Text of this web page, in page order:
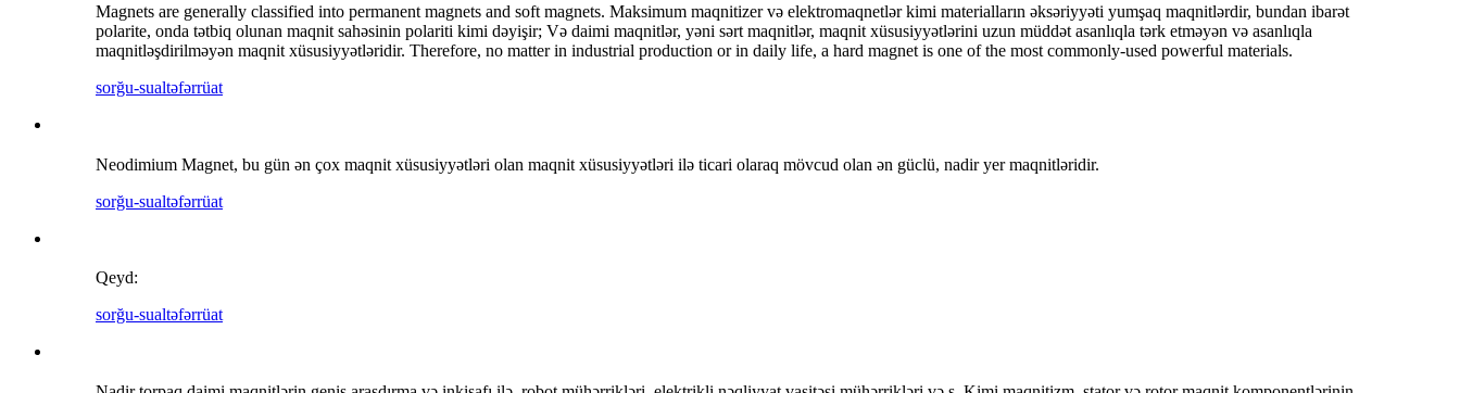
Magnets are generally classified into permanent magnets and soft magnets. Maksimum maqnitizer və elektromaqnetlər kimi materialların əksəriyyəti yumşaq maqnitlərdir, bundan ibarət
polarite, onda tətbiq olunan maqnit sahəsinin polariti kimi dəyişir; Və daimi maqnitlər, yəni sərt maqnitlər, maqnit xüsusiyyətlərini uzun müddət asanlıqla tərk etməyən və asanlıqla
maqnitləşdirilməyən maqnit xüsusiyyətləridir. Therefore, no matter in industrial production or in daily life, a hard magnet is one of the most commonly-used powerful materials.
sorğu-sualtəfərrüat
Neodimium Magnet, bu gün ən çox maqnit xüsusiyyətləri olan maqnit xüsusiyyətləri ilə ticari olaraq mövcud olan ən güclü, nadir yer maqnitləridir.
sorğu-sualtəfərrüat
Qeyd:
sorğu-sualtəfərrüat